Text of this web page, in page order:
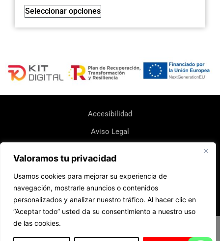
Valoramos tu privacidad
Usamos cookies para mejorar su experiencia de
navegación, mostrarle anuncios o contenidos
personalizados y analizar nuestro tráfico. Al hacer clic en
“Aceptar todo” usted da su consentimiento a nuestro uso
de las cookies.
Seleccionar opciones
Accesibilidad
Aviso Legal
Política de Envio
Política de Privacidad
Diseño web realizado por RK Informatika